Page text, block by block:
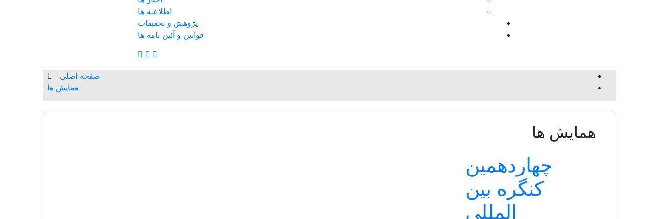
اطلاعیه ها
پژوهش و تحقیقات
قوانین و آئین نامه ها
صفحه اصلی
همایش ها
همایش ها
چهاردهمین
کنگره بین
المللی